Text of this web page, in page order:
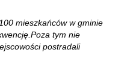
mieszkańców w gminie
tym nie
postradali